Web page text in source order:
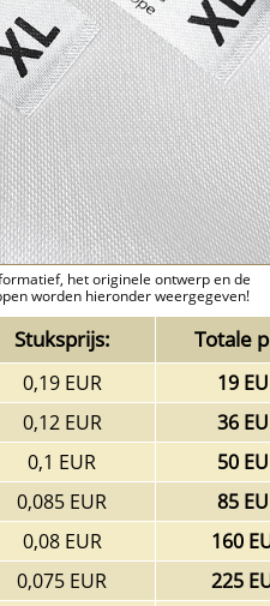
het originele ontwerp en de
worden hieronder weergegeven!
Stuksprijs: Totale
0,19 EUR
19
0,12 EUR
36
0,1 EUR
50
0,085 EUR
85
0,08 EUR
160
0,075 EUR
225